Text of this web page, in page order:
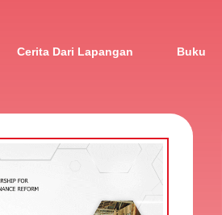
Cerita Dari Lapangan Buku